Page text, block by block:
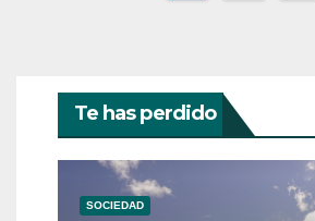
Te has perdido
SOCIEDAD